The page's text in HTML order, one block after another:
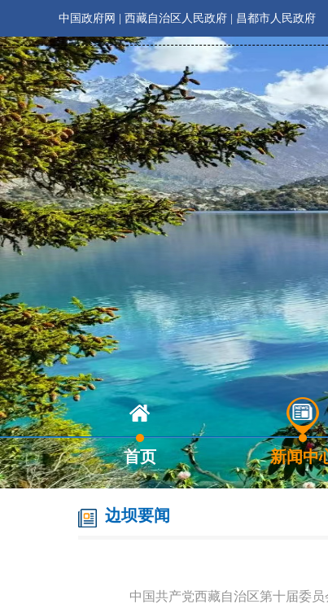
中国政府网 西藏自治区人民政府 昌都市人民政府
首页 新闻中
边坝要闻
中国共产党西藏自治区第十届委员